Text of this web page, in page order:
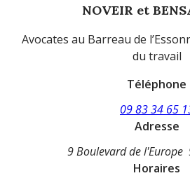
NOVEIR et
Avocates au Barreau de
du travail
Téléphone
09 83 34 65
Adresse
9 Boulevard de l'Europe
Horaires